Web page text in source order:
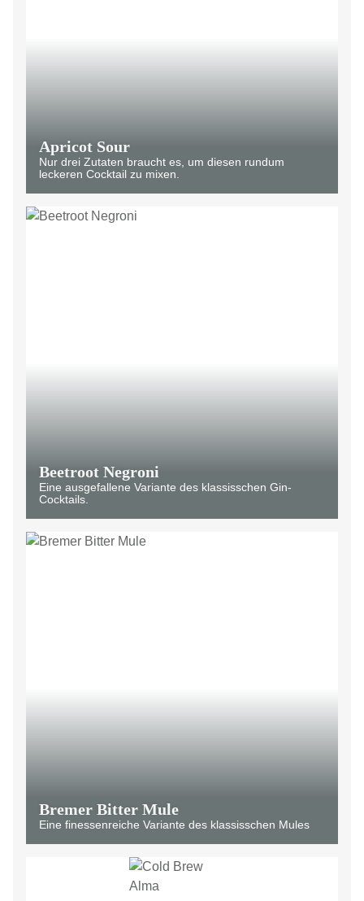
Apricot Sour
Nur drei Zutaten braucht es, um diesen rundum
leckeren Cocktail zu mixen.
Beetroot Negroni
Eine ausgefallene Variante des klassisschen Gin-
Cocktails.
Bremer Bitter Mule
Eine finessenreiche Variante des klassisschen Mules